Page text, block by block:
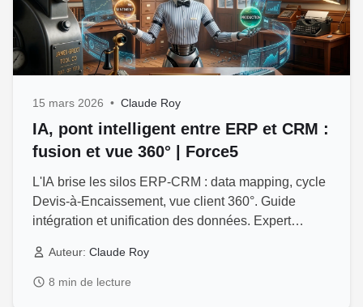
15 mars 2026 • Claude Roy
IA, pont intelligent entre ERP et CRM :
fusion et vue 360° | Force5
L'IA brise les silos ERP-CRM : data mapping, cycle
Devis-à-Encaissement, vue client 360°. Guide
intégration et unification des données. Expert
Auteur: Claude Roy
8 min de lecture